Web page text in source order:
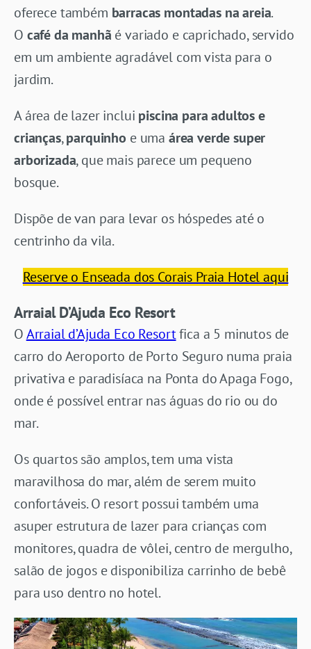
oferece também barracas montadas na areia.
O café da manhã é variado e caprichado, servido
em um ambiente agradável com vista para o
jardim.
A área de lazer inclui piscina para adultos e
crianças,parquinho e uma área verde super
arborizada, que mais parece um pequeno
bosque.
Dispõe de van para levar os hóspedes até o
centrinho da vila.
Reserve o Enseada dos Corais Praia Hotel aqui
Arraial D’Ajuda Eco Resort
OArraial d’Ajuda Eco Resortfica a 5 minutos de
carro do Aeroporto de Porto Seguro numa praia
privativa e paradisíaca na Ponta do Apaga Fogo,
onde é possível entrar nas águas do rio ou do
mar.
Os quartos são amplos, tem uma vista
maravilhosa do mar, além de serem muito
confortáveis. O resort possui também uma
asuper estrutura de lazer para crianças com
monitores, quadra de vôlei, centro de mergulho,
salão de jogos e disponibiliza carrinho de bebê
para uso dentro no hotel.